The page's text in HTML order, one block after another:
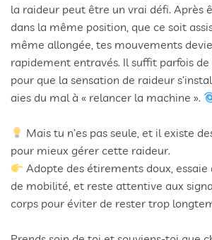
la raideur peut être un vrai défi. Après
dans la même position, que ce soit
même allongée, tes mouvements
rapidement entravés. Il suffit parfois
pour que la sensation de raideur
aies du mal à « relancer la machine ».
Mais tu n’es pas seule, et il existe
pour mieux gérer cette raideur.
Adopte des étirements doux, essaie
de mobilité, et reste attentive aux
corps pour éviter de rester trop